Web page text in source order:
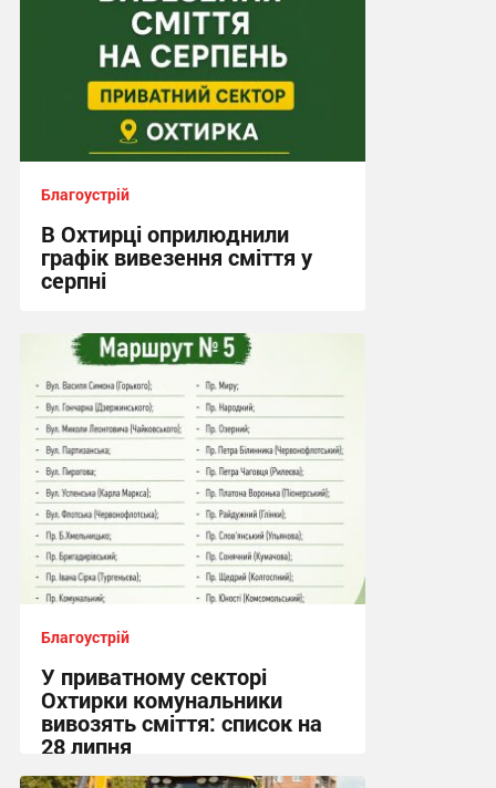
Благоустрій
В Охтирці оприлюднили
графік вивезення сміття у
серпні
21:08, 2.08.2026
Благоустрій
У приватному секторі
Охтирки комунальники
вивозять сміття: список на
28 липня